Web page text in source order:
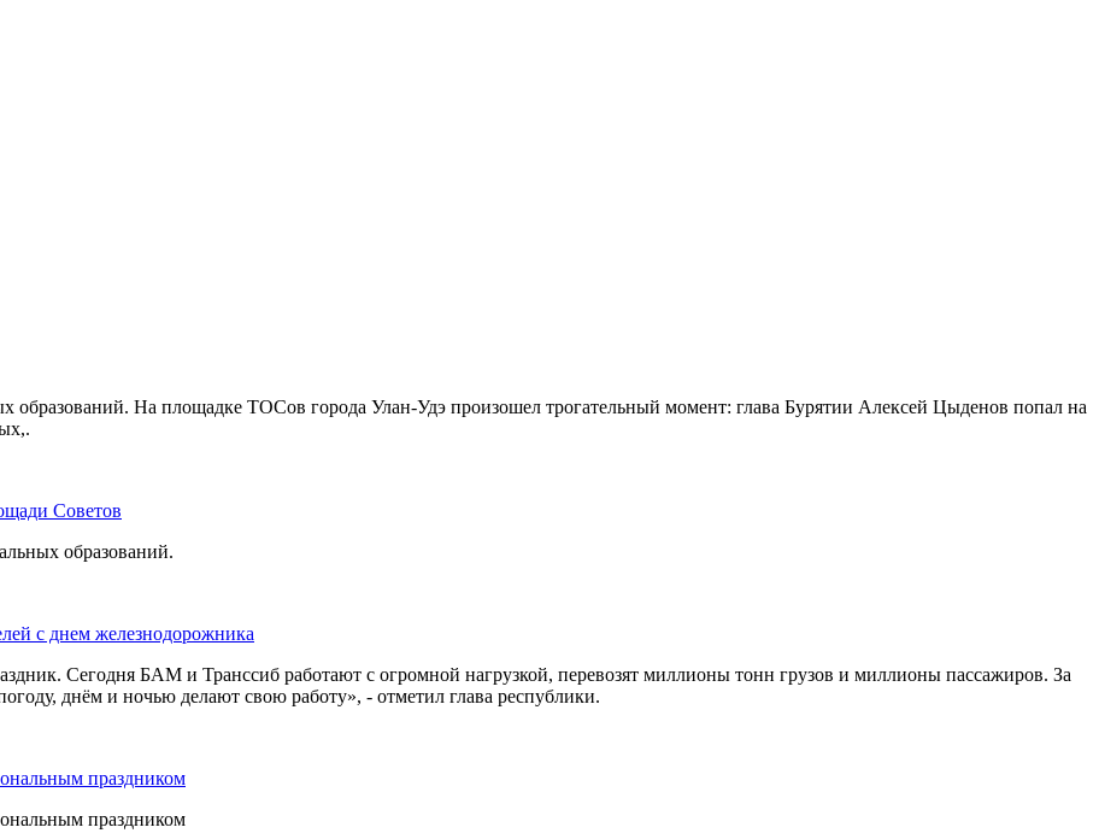
На площадке ТОСов города Улан-Удэ произошел трогательный момент: глава Бурятии Алексей Цыденов попал на
Советов
образований.
с днем железнодорожника
Сегодня БАМ и Транссиб работают с огромной нагрузкой, перевозят миллионы тонн грузов и миллионы пассажиров. За
днём и ночью делают свою работу», - отметил глава республики.
праздником
праздником